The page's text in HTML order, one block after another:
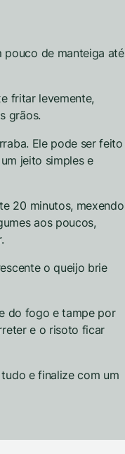
pouco de manteiga até
fritar levemente,
grãos.
Ele pode ser feito
jeito simples e
20 minutos, mexendo
aos poucos,
o queijo brie
do fogo e tampe por
e o risoto ficar
e finalize com um